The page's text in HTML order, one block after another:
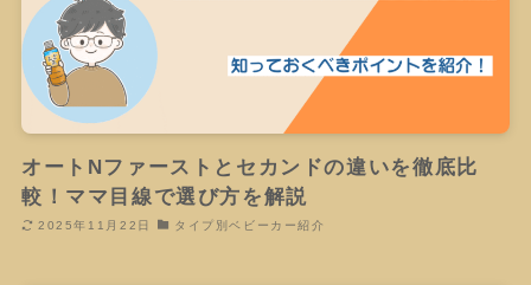
オートNファーストとセカンドの違いを徹底比
較！ママ目線で選び方を解説
2025年11月22日 タイプ別ベビーカー紹介